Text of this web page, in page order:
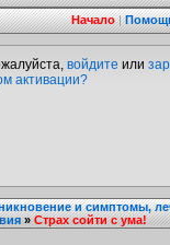
Начало|
войдите или
активации?
и симптомы,
»Страх сойти с ума!